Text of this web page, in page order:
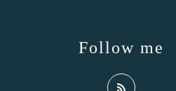
Follow me